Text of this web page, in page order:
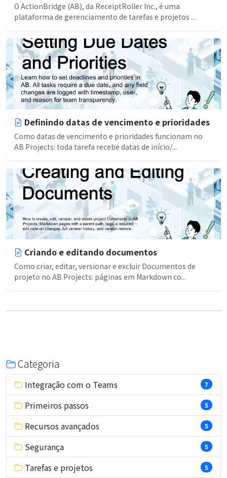
O ActionBridge (AB), da ReceiptRoller Inc., é uma
plataforma de gerenciamento de tarefas e projetos ...
Definindo datas de vencimento e prioridades
Como datas de vencimento e prioridades funcionam no
AB Projects: toda tarefa recebe datas de início/...
Criando e editando documentos
Como criar, editar, versionar e excluir Documentos de
projeto no AB Projects: páginas em Markdown co...
Categoria
Integração com o Teams 7
Primeiros passos 5
Recursos avançados 5
Segurança 5
Tarefas e projetos 5